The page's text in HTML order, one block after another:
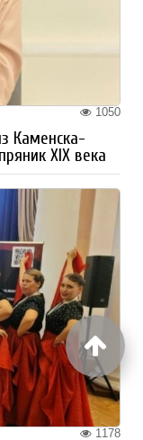
1050
Каменска-
XIX века
1178